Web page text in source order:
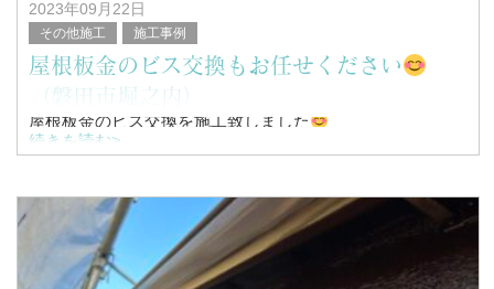
2023年09月22日
その他施工 施工事例
屋根板金のビス交換もお任せください
（磐田市堀之内）
屋根板金のビス交換を施工致しました
こんにちは！
浜松市南区を中心に塗装工事全般を行っている、
続きを読む>